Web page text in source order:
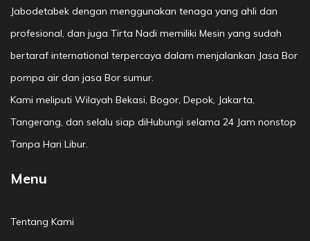
Jabodetabek dengan menggunakan tenaga yang ahli dan
profesional, dan juga Tirta Nadi memiliki Mesin yang sudah
bertaraf international terpercaya dalam menjalankan Jasa Bor
pompa air dan jasa Bor sumur.
Kami meliputi Wilayah Bekasi, Bogor, Depok, Jakarta,
Tangerang, dan selalu siap diHubungi selama 24 Jam nonstop
Tanpa Hari Libur.
Menu
Tentang Kami